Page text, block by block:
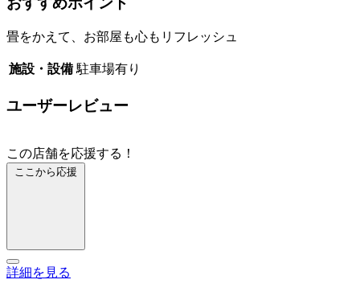
畳をかえて、お部屋も心もリフレッシュ
施設・設備 駐車場有り
ユーザーレビュー
この店舗を応援する！
ここから応援
詳細を見る